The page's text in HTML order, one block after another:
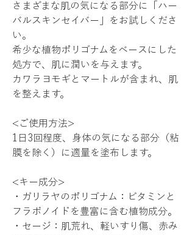
さまざまな肌の気になる部分に「ハー
バルスキンセイバー」をお試しくださ
い。
希少な植物ポリゴナムをベースにした
処方で、肌に潤いを与えます。
カワラヨモギとマートルが含まれ、肌
を整えます。
<ご使用方法>
1日3回程度、身体の気になる部分（粘
膜を除く）に適量を塗布します。
<キー成分>
・ガリラヤのポリゴナム：ビタミンと
フラボノイドを豊富に含む植物成分。
・セージ：肌荒れ、軽いすり傷、赤み